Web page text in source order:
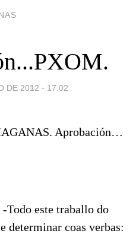
DE 2012 - 17:02
Aprobación…
Todo este traballo do
determinar coas verbas: